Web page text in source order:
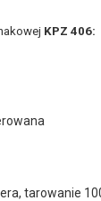
KPZ 406:
tarowanie